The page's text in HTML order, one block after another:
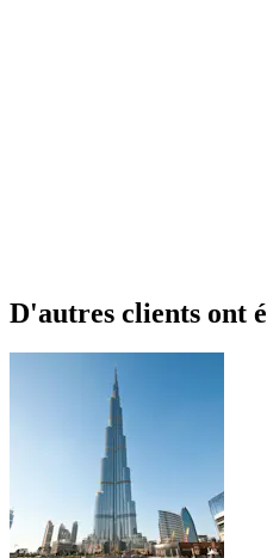
D'autres clients ont